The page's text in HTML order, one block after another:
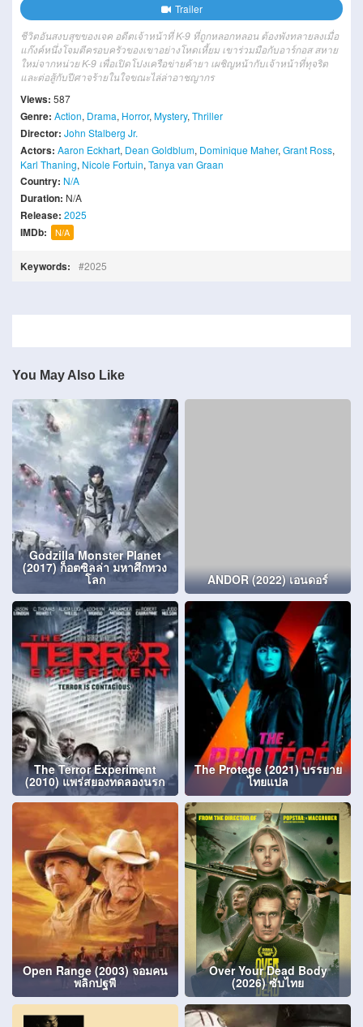
Trailer
ชีวิตอันสงบสุขของเจค อดีตเจ้าหน้าที่ K-9 ที่ถูกหลอกหลอน ต้องพังทลายลงเมื่อ
แก๊งค์หนึ่งโจมตีครอบครัวของเขาอย่างโหดเหี้ยม เขาร่วมมือกับอาร์กอส สหาย
ใหม่จากหน่วย K-9 เพื่อเปิดโปงเครือข่ายค้ายา เผชิญหน้ากับเจ้าหน้าที่ทุจริต
และต่อสู้กับปีศาจร้ายในใจขณะไล่ล่าอาชญากร
Views: 587
Genre: Action, Drama, Horror, Mystery, Thriller
Director: John Stalberg Jr.
Actors: Aaron Eckhart, Dean Goldblum, Dominique Maher, Grant Ross,
Karl Thaning, Nicole Fortuin, Tanya van Graan
Country: N/A
Duration: N/A
Release: 2025
IMDb: N/A
Keywords: 2025
You May Also Like
Godzilla Monster Planet
(2017) ก็อตซิลล่า มหาศึกทวง
โลก ANDOR (2022) เอนดอร์
The Terror Experiment
(2010) แพร่สยองทดลองนรก
The Protege (2021) บรรยาย
ไทยแปล
Open Range (2003) จอมคน
พลิกปฐพี
Over Your Dead Body
(2026) ซับไทย